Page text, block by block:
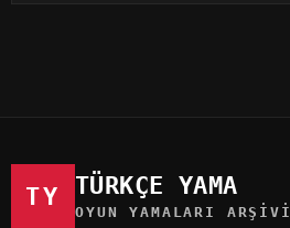
TY TÜRKÇE YAMA
OYUN YAMALARI ARŞIVI